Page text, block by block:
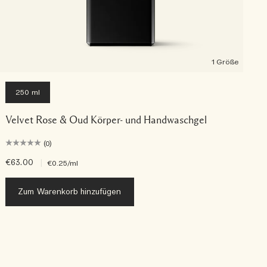
1 Größe
250 ml
Velvet Rose & Oud Körper- und Handwaschgel
(0)
€63.00 €0.25/ml
Zum Warenkorb hinzufügen